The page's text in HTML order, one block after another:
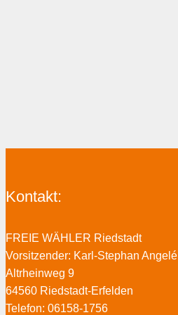
Kontakt:
FREIE WÄHLER Riedstadt
Vorsitzender: Karl-Stephan Angelé
Altrheinweg 9
64560 Riedstadt-Erfelden
Telefon: 06158-1756